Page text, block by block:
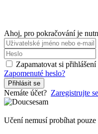
Ahoj, pro pokračování je
Zapamatovat si přihlášení
Zapomenuté heslo?
Přihlásit se
Nemáte účet? Zaregistrujte se
Učení nemusí probíhat